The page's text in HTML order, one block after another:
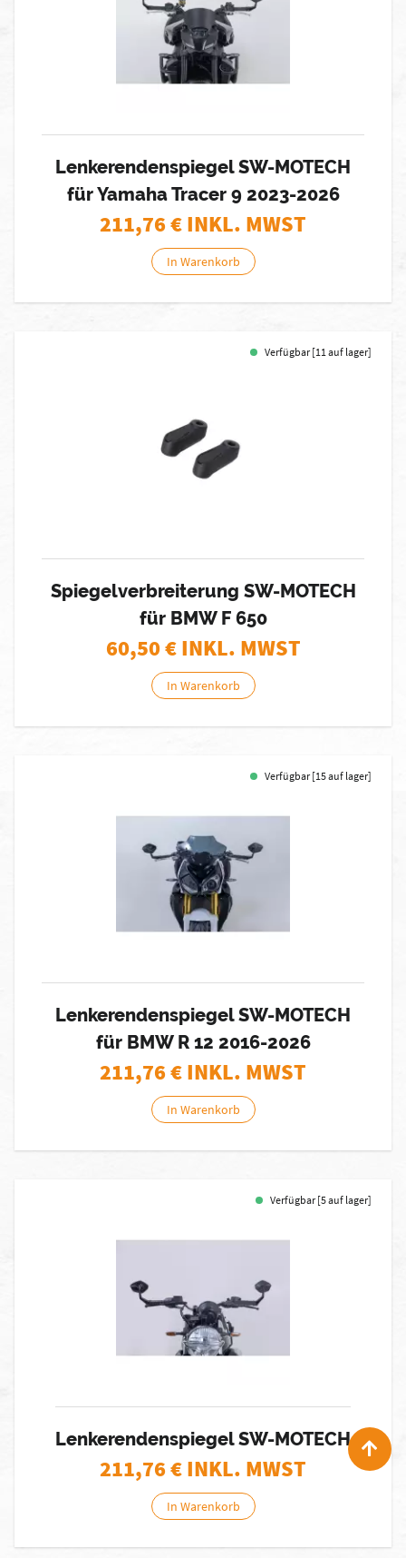
Lenkerendenspiegel SW-MOTECH
für Yamaha Tracer 9 2023-2026
211,76€ INKL. MWST
In Warenkorb
Verfügbar [11 auf lager]
Spiegelverbreiterung SW-MOTECH
für BMW F 650
60,50€ INKL. MWST
In Warenkorb
Verfügbar [15 auf lager]
Lenkerendenspiegel SW-MOTECH
für BMW R 12 2016-2026
211,76€ INKL. MWST
In Warenkorb
Verfügbar [5 auf lager]
Lenkerendenspiegel SW-MOTECH
211,76€ INKL. MWST
In Warenkorb